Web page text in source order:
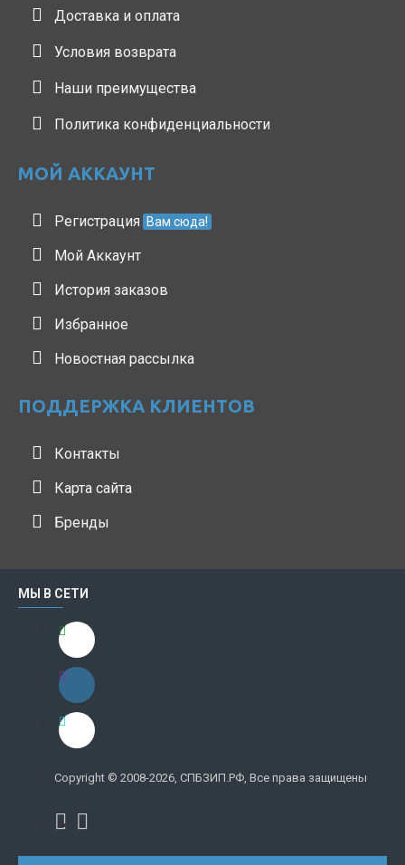
Доставка и оплата
Условия возврата
Наши преимущества
Политика конфиденциальности
МОЙ АККАУНТ
Регистрация Вам сюда!
Мой Аккаунт
История заказов
Избранное
Новостная рассылка
ПОДДЕРЖКА КЛИЕНТОВ
Контакты
Карта сайта
Бренды
МЫ В СЕТИ
Copyright © 2008-2026, СПБЗИП.РФ, Все права защищены